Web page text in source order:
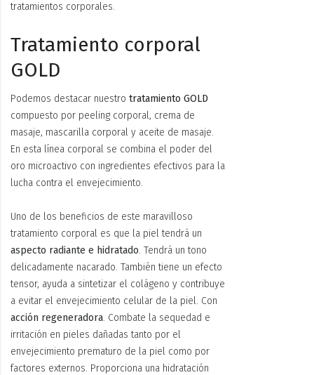
tratamientos corporales.
Tratamiento corporal
GOLD
Podemos destacar nuestro tratamiento GOLD
compuesto por peeling corporal, crema de
masaje, mascarilla corporal y aceite de masaje.
En esta línea corporal se combina el poder del
oro microactivo con ingredientes efectivos para la
lucha contra el envejecimiento.
Uno de los beneficios de este maravilloso
tratamiento corporal es que la piel tendrá un
aspecto radiante e hidratado. Tendrá un tono
delicadamente nacarado. También tiene un efecto
tensor, ayuda a sintetizar el colágeno y contribuye
a evitar el envejecimiento celular de la piel. Con
acción regeneradora. Combate la sequedad e
irritación en pieles dañadas tanto por el
envejecimiento prematuro de la piel como por
factores externos. Proporciona una hidratación